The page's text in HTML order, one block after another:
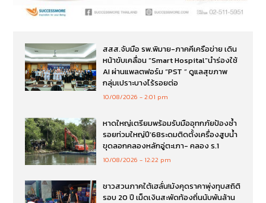
สสส.จับมือ รพ.พิมาย-ภาคคีเครือข่าย เดิน
หน้าขับเคลื่อน “Smart Hospital”นำร่องใช้
AI ผ่านแพลตฟอร์ม “PST ” ดูแลสุขภาพ
กลุ่มเปราะบางไร้รอยต่อ
10/08/2026 2:01 pm
หาดใหญ่เตรียมพร้อมรับมืออุทกภัยป้องซ้ำ
รอยท่วมใหญ่ปี’68ระดมติดตั้งเครื่องสูบน้ำ
ขุดลอกคลองหลักอู่ตะเภา- คลอง ร.1
10/08/2026 12:22 pm
ชาวสวนภาคใต้เฮลั่น!มังคุดราคาพุ่งทุบสถิติ
รอบ 20 ปี เม็ดเงินสะพัดท้องถิ่นนับพันล้าน